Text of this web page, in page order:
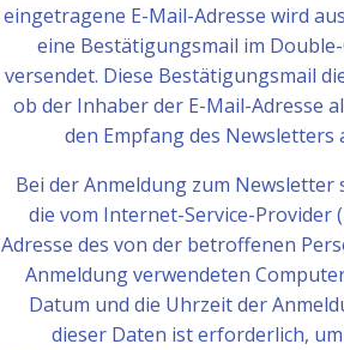
eingetragene E-Mail-Adresse wird
eine Bestätigungsmail im
versendet. Diese Bestätigungsmail
ob der Inhaber der E-Mail-Adresse
den Empfang des
Bei der Anmeldung zum
die vom Internet-Service-Provider
Adresse des von der betroffenen
Anmeldung verwendeten
Datum und die Uhrzeit der
dieser Daten ist erforderlich,